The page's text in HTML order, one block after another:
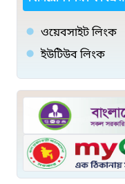
ওয়েবসাইট লিংক
ইউটিউব লিংক